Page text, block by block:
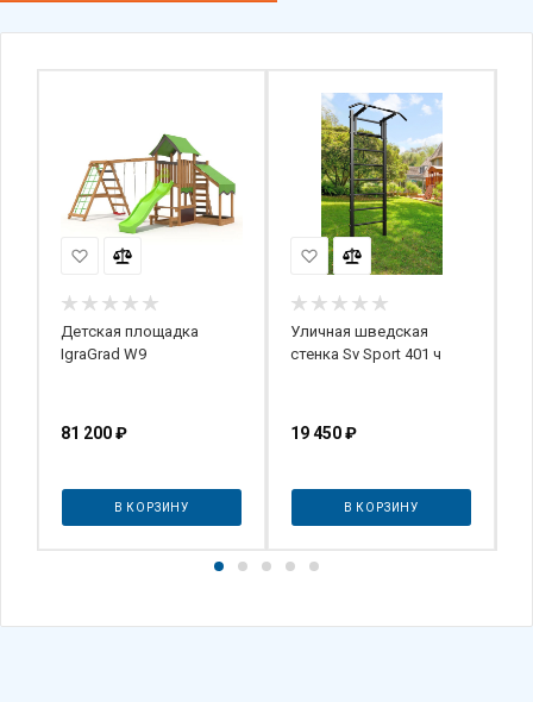
Детская площадка
IgraGrad W9
81 200₽
В КОРЗИНУ
Уличная шведская
стенка Sv Sport 401 ч
19 450₽
В КОРЗИНУ